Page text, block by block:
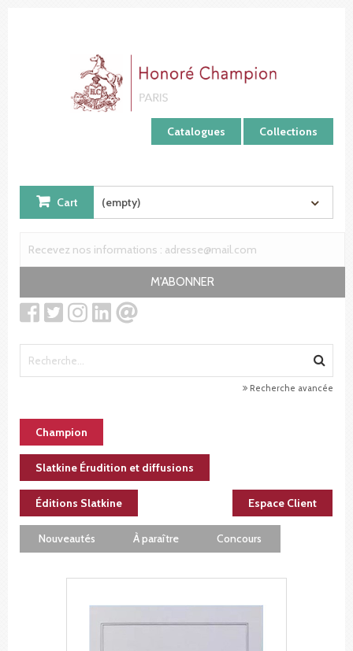
Catalogues Collections
Cart (empty)
M'ABONNER
Recherche avancée
Champion
Slatkine Érudition et diffusions
Éditions Slatkine Espace Client
Nouveautés À paraître Concours